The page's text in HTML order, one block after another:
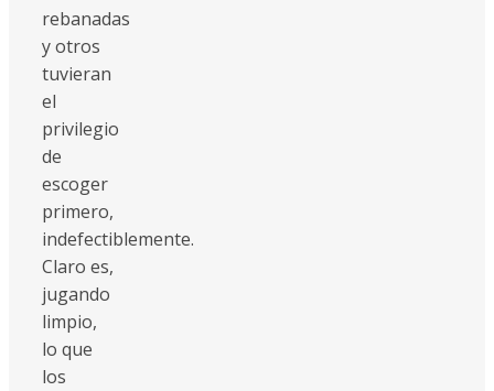
rebanadas
y otros
tuvieran
el
privilegio
de
escoger
primero,
indefectiblemente.
Claro es,
jugando
limpio,
lo que
los